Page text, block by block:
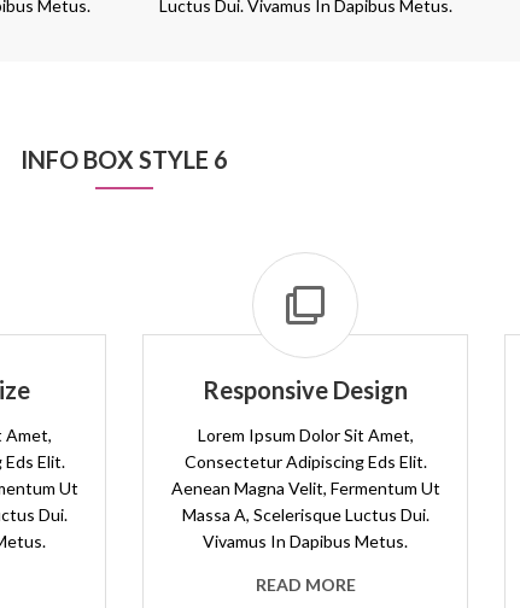
Metus.
Luctus Dui. Vivamus In Dapibus Metus.
INFO BOX STYLE 6
Amet,
Elit.
Ut
Dui.
Responsive Design
Lorem Ipsum Dolor Sit Amet,
Consectetur Adipiscing Eds Elit.
Aenean Magna Velit, Fermentum Ut
Massa A, Scelerisque Luctus Dui.
Vivamus In Dapibus Metus.
READ MORE